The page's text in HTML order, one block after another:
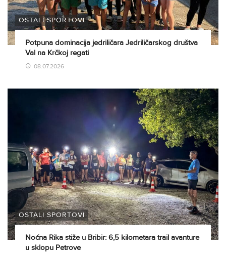
OSTALI SPORTOVI
Potpuna dominacija jedriličara Jedriličarskog društva
Val na Krčkoj regati
08.07.2026
OSTALI SPORTOVI
Noćna Rika stiže u Bribir: 6,5 kilometara trail avanture
u sklopu Petrove